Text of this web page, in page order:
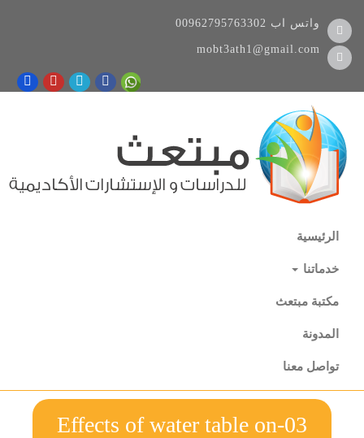
00962795763302 واتس اب
mobt3ath1@gmail.com
الرئيسية
خدماتنا
مكتبة مبتعث
المدونة
تواصل معنا
03-Effects of water table on